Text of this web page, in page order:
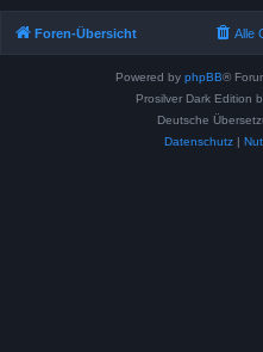
Foren-Übersicht Alle
Powered by phpBB®
Prosilver Dark Edition
Deutsche
Datenschutz|